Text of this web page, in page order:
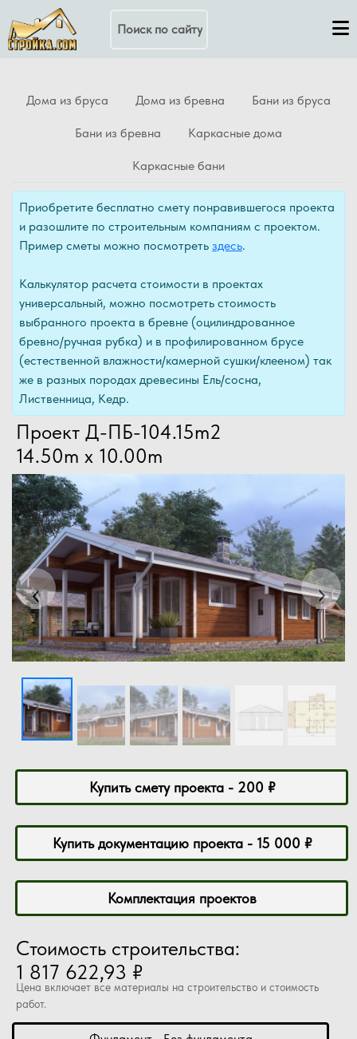
Дома из бруса Дома из бревна Бани из бруса
Бани из бревна Каркасные дома
Каркасные бани
Приобретите бесплатно смету понравившегося проекта
и разошлите по строительным компаниям с проектом.
Пример сметы можно посмотреть здесь.
Калькулятор расчета стоимости в проектах
универсальный, можно посмотреть стоимость
выбранного проекта в бревне (оцилиндрованное
бревно/ручная рубка) и в профилированном брусе
(естественной влажности/камерной сушки/клееном) так
же в разных породах древесины Ель/сосна,
Лиственница, Кедр.
Проект Д-ПБ-104.15m2
14.50m x 10.00m
‹Previous ›Next
Купить смету проекта - 200 ₽
Купить документацию проекта - 15 000 ₽
Комплектация проектов
Стоимость строительства:
1 817 622,93 ₽
Цена включает все материалы на строительство и стоимость
работ.